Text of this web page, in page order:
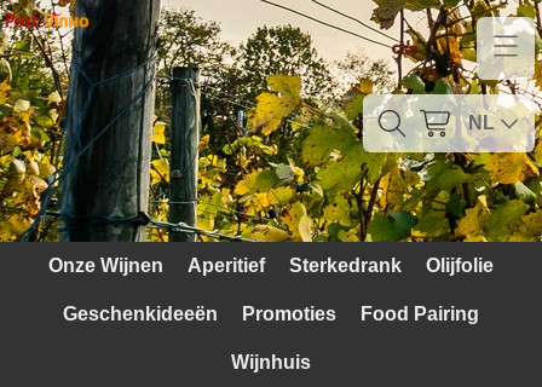
Home
Contact
Mijn account
Verzendkosten
NL
Onze Wijnen Aperitief Sterkedrank Olijfolie
Geschenkideeën Promoties Food Pairing
Wijnhuis